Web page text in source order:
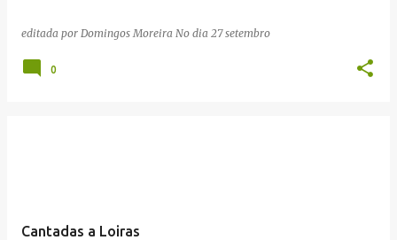
editada por Domingos Moreira No dia 27 setembro
0
Cantadas a Loiras